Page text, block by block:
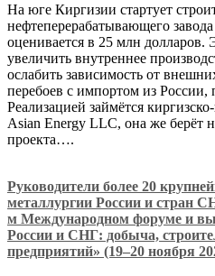
На юге Киргизии стартует
нефтеперерабатывающего
оценивается в 25 млн долларов.
увеличить внутреннее
ослабить зависимость от
перебоев с импортом из России,
Реализацией займётся
Asian Energy LLC, она же берёт
проекта….
Руководители более 20
металлургии России и стран
м Международном форуме и
России и СНГ: добыча,
предприятий» (19–20 ноября